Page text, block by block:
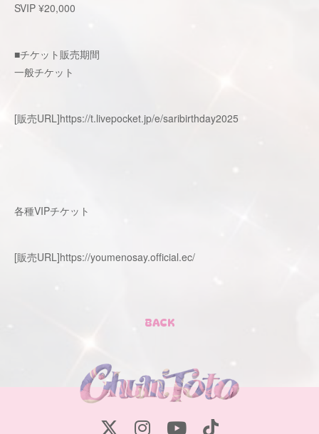
SVIP ¥20,000
■チケット販売期間
一般チケット
[販売URL]https://t.livepocket.jp/e/saribirthday2025
各種VIPチケット
[販売URL]https://youmenosay.official.ec/
BACK